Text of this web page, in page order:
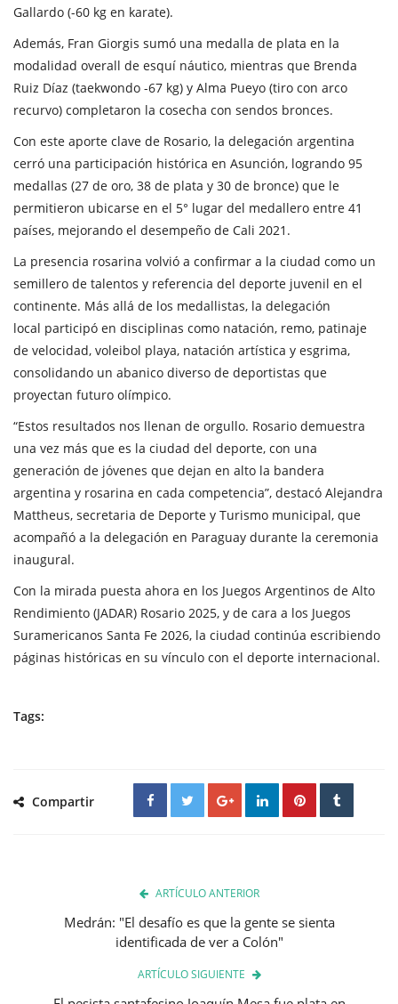
Gallardo (-60 kg en karate).
Además, Fran Giorgis sumó una medalla de plata en la
modalidad overall de esquí náutico, mientras que Brenda
Ruiz Díaz (taekwondo -67 kg) y Alma Pueyo (tiro con arco
recurvo) completaron la cosecha con sendos bronces.
Con este aporte clave de Rosario, la delegación argentina
cerró una participación histórica en Asunción, logrando 95
medallas (27 de oro, 38 de plata y 30 de bronce) que le
permitieron ubicarse en el 5° lugar del medallero entre 41
países, mejorando el desempeño de Cali 2021.
La presencia rosarina volvió a confirmar a la ciudad como un
semillero de talentos y referencia del deporte juvenil en el
continente. Más allá de los medallistas, la delegación
local participó en disciplinas como natación, remo, patinaje
de velocidad, voleibol playa, natación artística y esgrima,
consolidando un abanico diverso de deportistas que
proyectan futuro olímpico.
“Estos resultados nos llenan de orgullo. Rosario demuestra
una vez más que es la ciudad del deporte, con una
generación de jóvenes que dejan en alto la bandera
argentina y rosarina en cada competencia”, destacó Alejandra
Mattheus, secretaria de Deporte y Turismo municipal, que
acompañó a la delegación en Paraguay durante la ceremonia
inaugural.
Con la mirada puesta ahora en los Juegos Argentinos de Alto
Rendimiento (JADAR) Rosario 2025, y de cara a los Juegos
Suramericanos Santa Fe 2026, la ciudad continúa escribiendo
páginas históricas en su vínculo con el deporte internacional.
Tags:
Compartir
ARTÍCULO ANTERIOR
Medrán: "El desafío es que la gente se sienta
identificada de ver a Colón"
ARTÍCULO SIGUIENTE